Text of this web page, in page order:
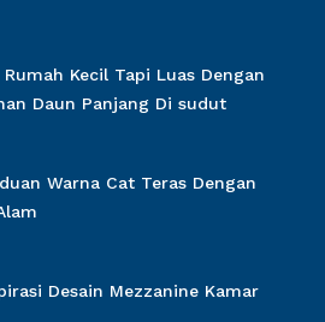
Rumah Kecil Tapi Luas Dengan
Daun Panjang Di sudut
Warna Cat Teras Dengan
Desain Mezzanine Kamar